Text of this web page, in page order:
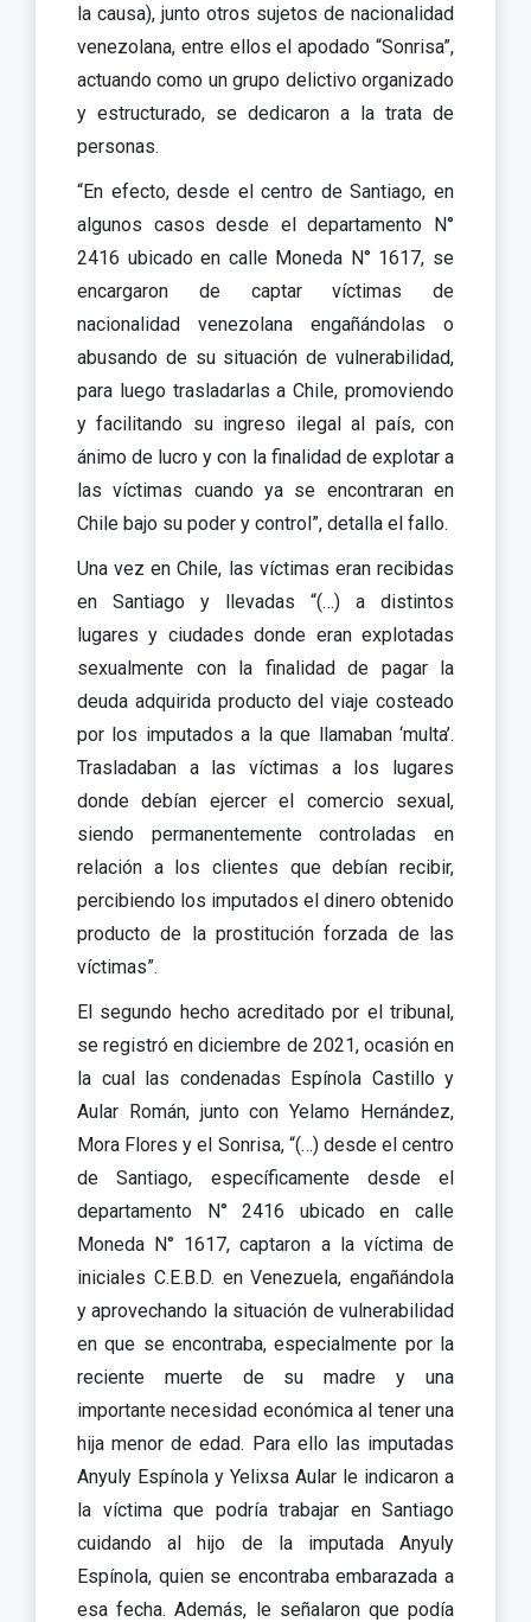
la causa), junto otros sujetos de nacionalidad
venezolana, entre ellos el apodado “Sonrisa”,
actuando como un grupo delictivo organizado
y estructurado, se dedicaron a la trata de
personas.
“En efecto, desde el centro de Santiago, en
algunos casos desde el departamento N°
2416 ubicado en calle Moneda N° 1617, se
encargaron de captar víctimas de
nacionalidad venezolana engañándolas o
abusando de su situación de vulnerabilidad,
para luego trasladarlas a Chile, promoviendo
y facilitando su ingreso ilegal al país, con
ánimo de lucro y con la finalidad de explotar a
las víctimas cuando ya se encontraran en
Chile bajo su poder y control”, detalla el fallo.
Una vez en Chile, las víctimas eran recibidas
en Santiago y llevadas “(…) a distintos
lugares y ciudades donde eran explotadas
sexualmente con la finalidad de pagar la
deuda adquirida producto del viaje costeado
por los imputados a la que llamaban ‘multa’.
Trasladaban a las víctimas a los lugares
donde debían ejercer el comercio sexual,
siendo permanentemente controladas en
relación a los clientes que debían recibir,
percibiendo los imputados el dinero obtenido
producto de la prostitución forzada de las
víctimas”.
El segundo hecho acreditado por el tribunal,
se registró en diciembre de 2021, ocasión en
la cual las condenadas Espínola Castillo y
Aular Román, junto con Yelamo Hernández,
Mora Flores y el Sonrisa, “(…) desde el centro
de Santiago, específicamente desde el
departamento N° 2416 ubicado en calle
Moneda N° 1617, captaron a la víctima de
iniciales C.E.B.D. en Venezuela, engañándola
y aprovechando la situación de vulnerabilidad
en que se encontraba, especialmente por la
reciente muerte de su madre y una
importante necesidad económica al tener una
hija menor de edad. Para ello las imputadas
Anyuly Espínola y Yelixsa Aular le indicaron a
la víctima que podría trabajar en Santiago
cuidando al hijo de la imputada Anyuly
Espínola, quien se encontraba embarazada a
esa fecha. Además, le señalaron que podía